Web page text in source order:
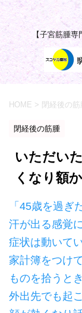
【子宮筋腫
HOME > 閉経後の筋
閉経後の筋腫
いただい
くなり額
「45歳を過ぎ
汗が出る感覚
症状は動いて
家計簿をつけ
ものを拾うと
外出先でも起